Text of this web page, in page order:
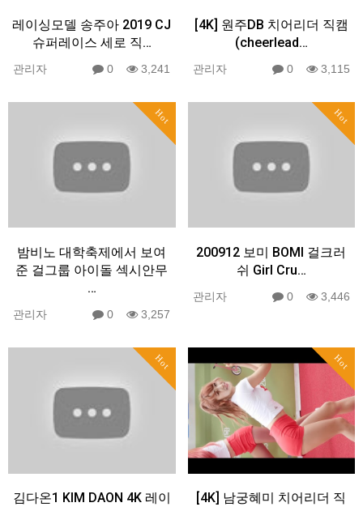
레이싱모델 송주아 2019 CJ
슈퍼레이스 세로 직…
관리자 0 3,241
[4K] 원주DB 치어리더 직캠
(cheerlead…
관리자 0 3,115
Hot
밤비노 대학축제에서 보여
준 걸그룹 아이돌 섹시안무
…
관리자 0 3,257
Hot
200912 보미 BOMI 걸크러
쉬 Girl Cru…
관리자 0 3,446
Hot
김다온1 KIM DAON 4K 레이
Hot
[4K] 남궁혜미 치어리더 직